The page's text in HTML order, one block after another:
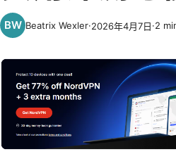
Beatrix Wexler·2026年4月7日·2